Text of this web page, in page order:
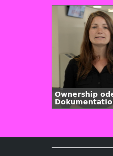
Ownership